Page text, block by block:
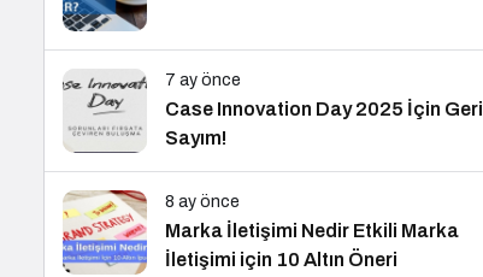
7 ay önce
Case Innovation Day 2025 İçin Geri
Sayım!
8 ay önce
Marka İletişimi Nedir Etkili Marka
İletişimi için 10 Altın Öneri